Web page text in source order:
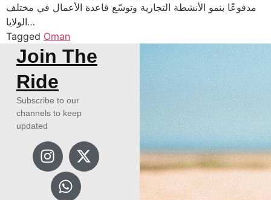
مدفوعًا بنمو الأنشطة التجارية وتوسّع قاعدة الأعمال في مختلف
الولايا…
Tagged Oman
Join The
Ride
Subscribe to our
channels to keep
updated